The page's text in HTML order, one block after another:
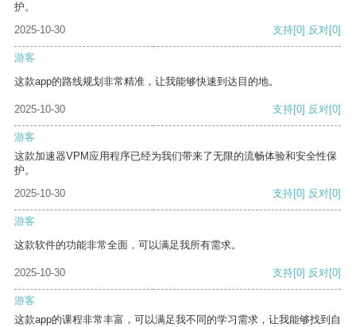
护。
2025-10-30
支持[0] 反对[0]
游客
这款app的路线规划非常精准，让我能够快速到达目的地。
2025-10-30 支持[0] 反对[0]
游客
这款加速器VPM应用程序已经为我们带来了无限的流畅体验和安全性保
护。
2025-10-30
支持[0] 反对[0]
游客
这款软件的功能非常全面，可以满足我所有需求。
2025-10-30 支持[0] 反对[0]
游客
这款app的课程非常丰富，可以满足我不同的学习需求，让我能够找到自